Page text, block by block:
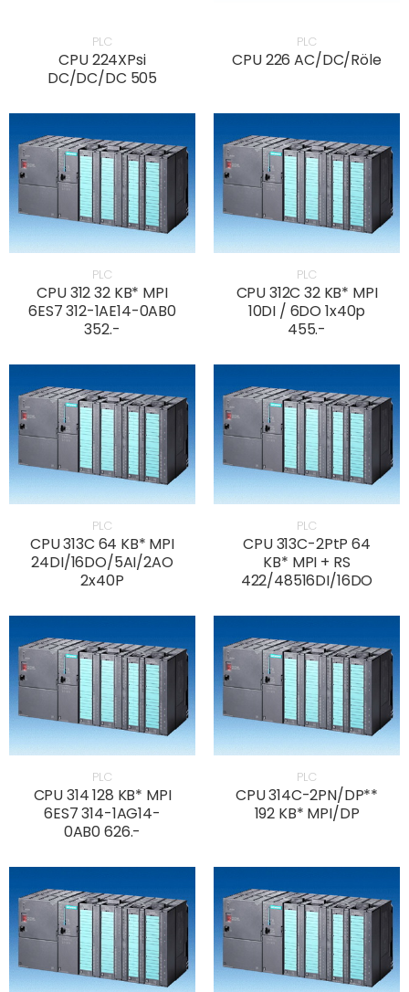
PLC
CPU 224XPsi
DC/DC/DC 505
PLC
CPU 226 AC/DC/Röle
PLC
CPU 312 32 KB* MPI
6ES7 312-1AE14-0AB0
352.-
PLC
CPU 312C 32 KB* MPI
10DI / 6DO 1x40p
455.-
PLC
CPU 313C 64 KB* MPI
24DI/16DO/5AI/2AO
2x40P
PLC
CPU 313C-2PtP 64
KB* MPI + RS
422/48516DI/16DO
PLC
CPU 314 128 KB* MPI
6ES7 314-1AG14-
0AB0 626.-
PLC
CPU 314C-2PN/DP**
192 KB* MPI/DP